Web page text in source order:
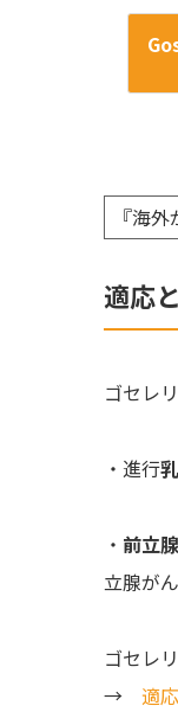
『海
適応
ゴセレ
・進行
・ 前立
立腺が
ゴセレ
→ 適